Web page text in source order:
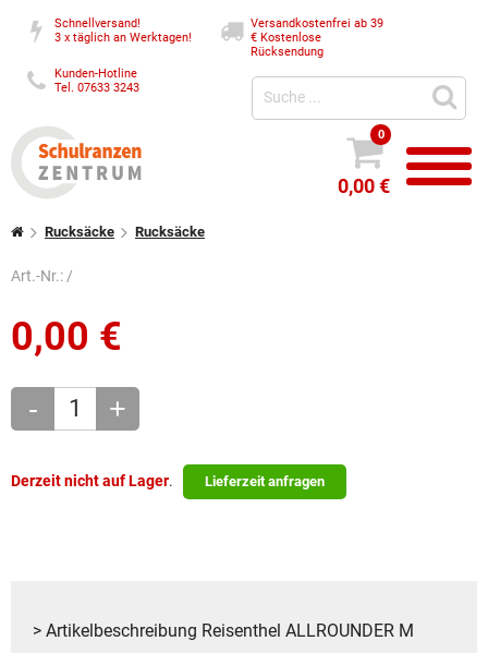
Schnellversand!
3 x täglich an Werktagen!
Versandkostenfrei ab 39
€Kostenlose
Rücksendung
Kunden-Hotline
Tel. 07633 3243
0
0,00 €
Rucksäcke Rucksäcke
Art.-Nr.:/
0,00 €
- +
Derzeit nicht auf Lager. Lieferzeit anfragen
> Artikelbeschreibung Reisenthel ALLROUNDER M